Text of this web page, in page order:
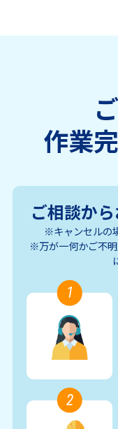
作業
ご相談か
※キャンセルの
※万が一何かご不
1
2